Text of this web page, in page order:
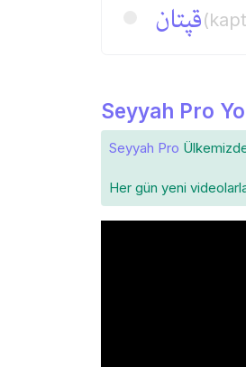
قپتان
Seyyah Pro
Seyyah Pro
Her gün yeni